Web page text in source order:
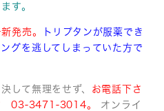
す。
発売。
トリプタンが服薬でき
グを逃してしまっていた方で
して無理をせず、 お電話下さ
03-3471-3014。
オンライ